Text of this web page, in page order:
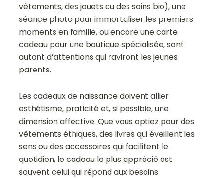
vêtements, des jouets ou des soins bio), une
séance photo pour immortaliser les premiers
moments en famille, ou encore une carte
cadeau pour une boutique spécialisée, sont
autant d’attentions qui raviront les jeunes
parents.
Les cadeaux de naissance doivent allier
esthétisme, praticité et, si possible, une
dimension affective. Que vous optiez pour des
vêtements éthiques, des livres qui éveillent les
sens ou des accessoires qui facilitent le
quotidien, le cadeau le plus apprécié est
souvent celui qui répond aux besoins